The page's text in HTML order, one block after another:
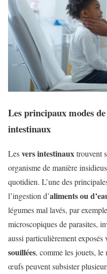
Les principaux modes
intestinaux
Lesvers intestinauxtrouvent
organisme de manière
quotidien. L’une des
l’ingestion d’aliments ou
légumes mal lavés, par
microscopiques de parasites,
aussi particulièrement exposés
souillées, comme les jouets,
œufs peuvent subsister